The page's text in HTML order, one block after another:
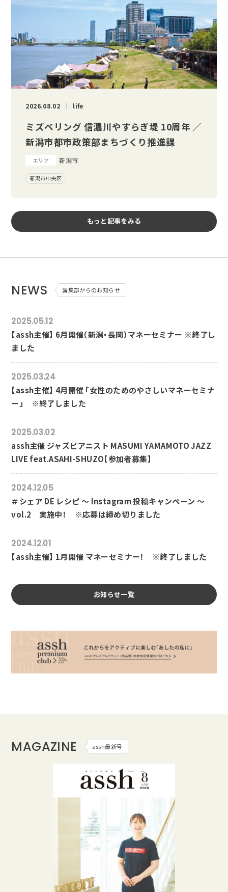
2026.08.02 life
ミズベリング 信濃川やすらぎ堤 10周年 ／
新潟市都市政策部まちづくり推進課
エリア 新潟市
新潟市中央区
もっと記事をみる
NEWS 編集部からのお知らせ
2025.05.12
【assh主催】 6月開催（新潟・長岡）マネーセミナー ※終了し
ました
2025.03.24
【assh主催】 4月開催 「女性のためのやさしいマネーセミナ
ー」 ※終了しました
2025.03.02
assh主催 ジャズピアニスト MASUMI YAMAMOTO JAZZ
LIVE feat.ASAHI-SHUZO【参加者募集】
2024.12.05
＃シェア DE レシピ ～ Instagram 投稿キャンペーン ～
vol.2 実施中！ ※応募は締め切りました
2024.12.01
【assh主催】 1月開催 マネーセミナー！ ※終了しました
お知らせ一覧
MAGAZINE assh最新号